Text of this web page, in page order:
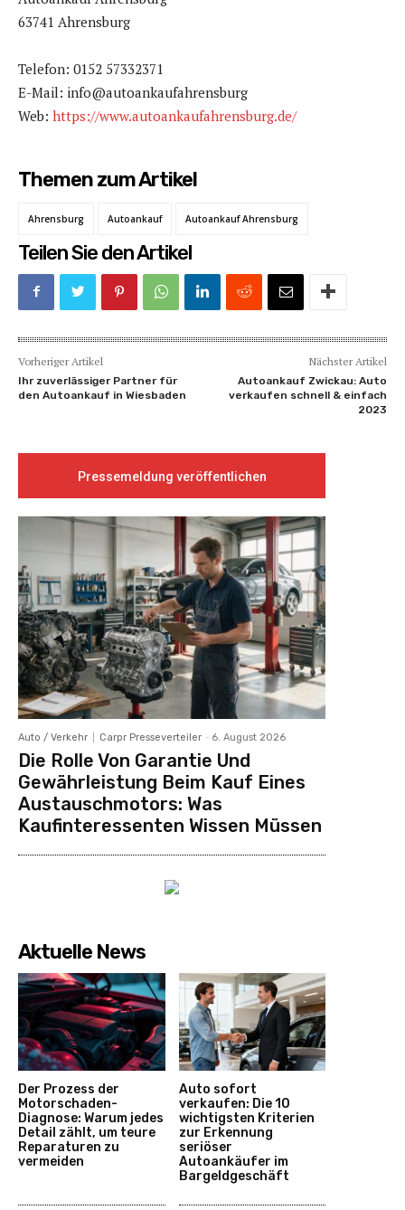
63741 Ahrensburg
Telefon: 0152 57332371
E-Mail: info@autoankaufahrensburg
Web: https://www.autoankaufahrensburg.de/
Themen zum Artikel
Ahrensburg Autoankauf Autoankauf Ahrensburg
Teilen Sie den Artikel
Vorheriger Artikel
Ihr zuverlässiger Partner für
den Autoankauf in Wiesbaden
Nächster Artikel
Autoankauf Zwickau: Auto
verkaufen schnell & einfach
2023
Pressemeldung veröffentlichen
Auto / Verkehr Carpr Presseverteiler - 6. August 2026
Die Rolle Von Garantie Und
Gewährleistung Beim Kauf Eines
Austauschmotors: Was
Kaufinteressenten Wissen Müssen
Aktuelle News
Der Prozess der
Motorschaden-
Diagnose: Warum jedes
Detail zählt, um teure
Reparaturen zu
vermeiden
Auto sofort
verkaufen: Die 10
wichtigsten Kriterien
zur Erkennung
seriöser
Autoankäufer im
Bargeldgeschäft